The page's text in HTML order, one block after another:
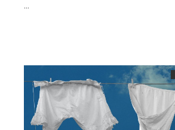
...